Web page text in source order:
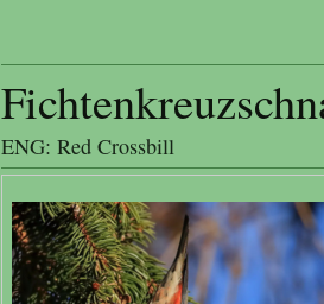
ENG: Red Crossbill